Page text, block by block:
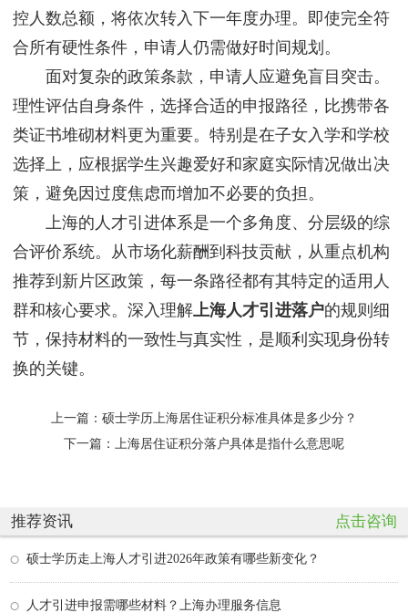
控人数总额，将依次转入下一年度办理。即使完全符
合所有硬性条件，申请人仍需做好时间规划。
面对复杂的政策条款，申请人应避免盲目突击。
理性评估自身条件，选择合适的申报路径，比携带各
类证书堆砌材料更为重要。特别是在子女入学和学校
选择上，应根据学生兴趣爱好和家庭实际情况做出决
策，避免因过度焦虑而增加不必要的负担。
上海的人才引进体系是一个多角度、分层级的综
合评价系统。从市场化薪酬到科技贡献，从重点机构
推荐到新片区政策，每一条路径都有其特定的适用人
群和核心要求。深入理解上海人才引进落户的规则细
节，保持材料的一致性与真实性，是顺利实现身份转
换的关键。
上一篇： 硕士学历上海居住证积分标准具体是多少分？
下一篇：
上海居住证积分落户具体是指什么意思呢
推荐资讯 点击咨询
硕士学历走上海人才引进2026年政策有哪些新变化？
人才引进申报需哪些材料？上海办理服务信息